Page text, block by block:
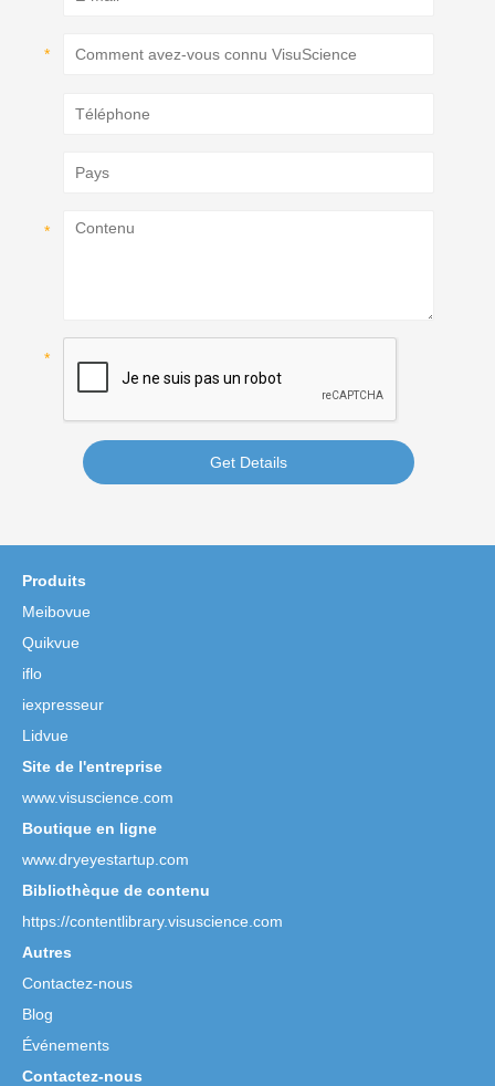
Get Details
Produits
Meibovue
Quikvue
iflo
iexpresseur
Lidvue
Site de l'entreprise
www.visuscience.com
Boutique en ligne
www.dryeyestartup.com
Bibliothèque de contenu
https://contentlibrary.visuscience.com
Autres
Contactez-nous
Blog
Événements
Contactez-nous